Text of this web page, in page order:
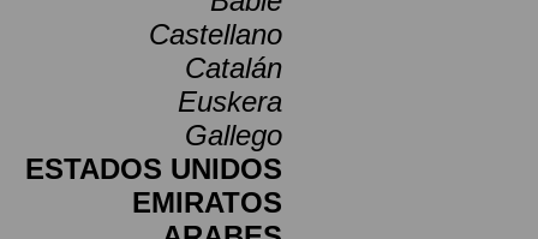
Castellano
Catalán
Euskera
Gallego
ESTADOS UNIDOS
EMIRATOS